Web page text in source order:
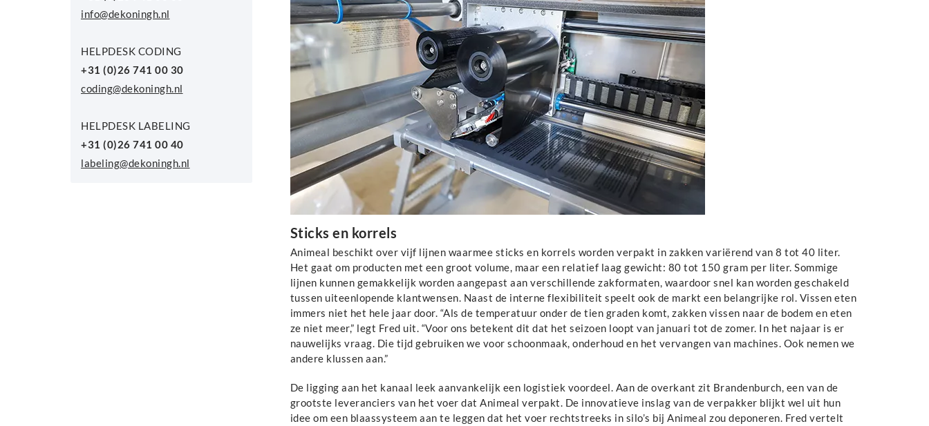
info@dekoningh.nl
HELPDESK CODING
+31 (0)26 741 00 30
coding@dekoningh.nl
HELPDESK LABELING
+31 (0)26 741 00 40
labeling@dekoningh.nl
Sticks en korrels
Animeal beschikt over vijf lijnen waarmee sticks en korrels worden verpakt in zakken variërend van 8 tot 40 liter.
Het gaat om producten met een groot volume, maar een relatief laag gewicht: 80 tot 150 gram per liter. Sommige
lijnen kunnen gemakkelijk worden aangepast aan verschillende zakformaten, waardoor snel kan worden geschakeld
tussen uiteenlopende klantwensen. Naast de interne flexibiliteit speelt ook de markt een belangrijke rol. Vissen eten
immers niet het hele jaar door. “Als de temperatuur onder de tien graden komt, zakken vissen naar de bodem en eten
ze niet meer,” legt Fred uit. “Voor ons betekent dit dat het seizoen loopt van januari tot de zomer. In het najaar is er
nauwelijks vraag. Die tijd gebruiken we voor schoonmaak, onderhoud en het vervangen van machines. Ook nemen we
andere klussen aan.”
De ligging aan het kanaal leek aanvankelijk een logistiek voordeel. Aan de overkant zit Brandenburch, een van de
grootste leveranciers van het voer dat Animeal verpakt. De innovatieve inslag van de verpakker blijkt wel uit hun
idee om een blaassysteem aan te leggen dat het voer rechtstreeks in silo’s bij Animeal zou deponeren. Fred vertelt